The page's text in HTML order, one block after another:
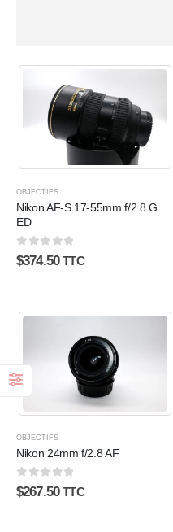
OBJECTIFS
Nikon AF-S 17-55mm f/2.8 G
ED
0sur 5
$374.50 TTC
OBJECTIFS
Nikon 24mm f/2.8 AF
0sur 5
$267.50 TTC